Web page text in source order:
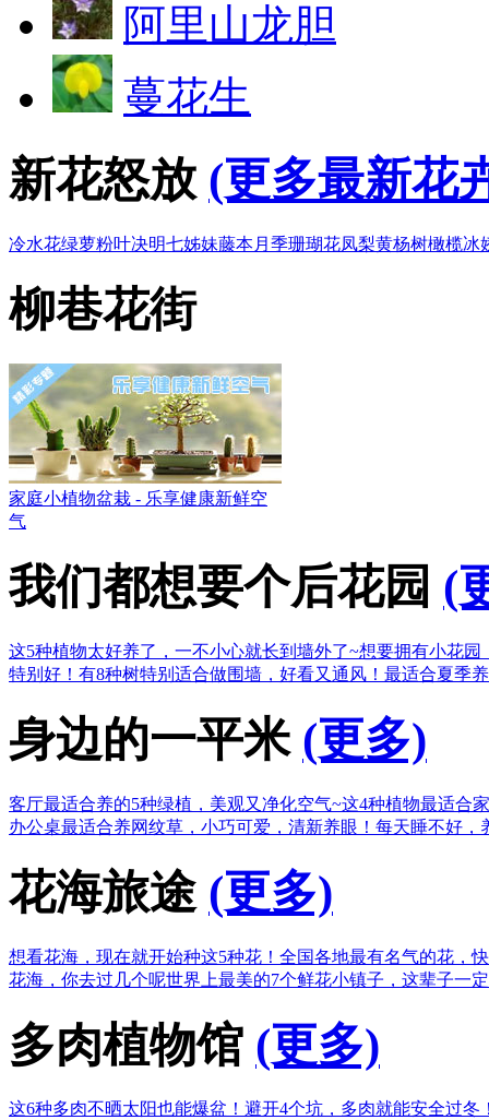
阿里山龙胆
蔓花生
新花怒放 (更多最新花
冷水花绿萝粉叶决明七姊妹藤本月季珊瑚花凤梨黄杨树橄榄冰
柳巷花街
家庭小植物盆栽 - 乐享健康新鲜空
气
我们都想要个后花园 (
这5种植物太好养了，一不小心就长到墙外了~想要拥有小花园
特别好！ 有8种树特别适合做围墙，好看又通风！ 最适合夏季
身边的一平米 (更多)
客厅最适合养的5种绿植，美观又净化空气~这4种植物最适合
办公桌最适合养网纹草，小巧可爱，清新养眼！ 每天睡不好，
花海旅途 (更多)
想看花海，现在就开始种这5种花！ 全国各地最有名气的花，
花海，你去过几个呢世界上最美的7个鲜花小镇子，这辈子一
多肉植物馆 (更多)
这6种多肉不晒太阳也能爆盆！ 避开4个坑，多肉就能安全过冬